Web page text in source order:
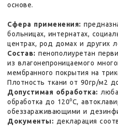
основе.
Сфера применения:
больницах, интернатах,
центрах, род домах и других
Состав: пенополиуретан
из влагонепроницаемого
мембранного покрытия на
Плотность ткани от 90гр/м2
Допустимая обработка:
обработка до 120⁰С,
обеззараживающими и
Документы: декларация